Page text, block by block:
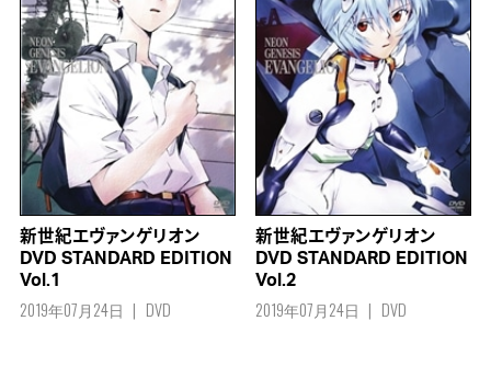
新世紀エヴァンゲリオン
DVD STANDARD EDITION
Vol.1
2019年07月24日 DVD
新世紀エヴァンゲリオン
DVD STANDARD EDITION
Vol.2
2019年07月24日 DVD